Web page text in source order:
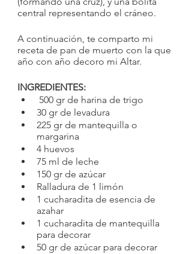
central representando el cráneo.
A continuación, te comparto mi
receta de pan de muerto con la que
año con año decoro mi Altar.
INGREDIENTES:
500 gr de harina de trigo
30 gr de levadura
225 gr de mantequilla o
margarina
4 huevos
75 ml de leche
150 gr de azúcar
Ralladura de 1 limón
1 cucharadita de esencia de
azahar
1 cucharadita de mantequilla
para decorar
50 gr de azúcar para decorar